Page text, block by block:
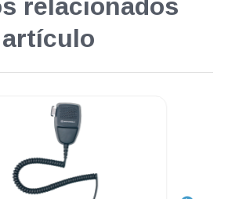
relacionados